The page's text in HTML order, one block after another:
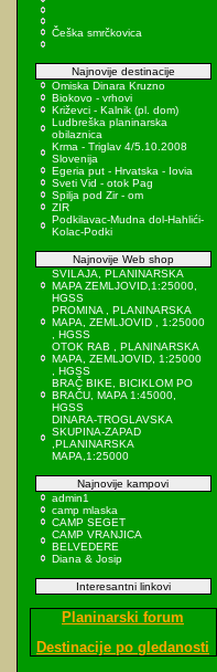
Češka smrčkovica
Najnovije destinacije
Omiska Dinara Kruzno
Biokovo - vrhovi
Križevci - Kalnik (pl. dom)
Ludbreška planinarska
obilaznica
Krma - Triglav 4/5.10.2008
Slovenija
Egeria put - Hrvatska - Iovia
Sveti Vid - otok Pag
Spilja pod Zir - om
ZIR
Podkilavac-Mudna dol-Hahlići-
Kolac-Podki
Najnovije Web shop
SVILAJA, PLANINARSKA
MAPA ZEMLJOVID,1:25000,
HGSS
PROMINA , PLANINARSKA
MAPA, ZEMLJOVID , 1:25000
, HGSS
OTOK RAB , PLANINARSKA
MAPA, ZEMLJOVID, 1:25000
, HGSS
BRAČ BIKE, BICIKLOM PO
BRAČU, MAPA 1:45000,
HGSS
DINARA-TROGLAVSKA
SKUPINA-ZAPAD
,PLANINARSKA
MAPA,1:25000
Najnovije kampovi
admin1
camp mlaska
CAMP SEGET
CAMP VRANJICA
BELVEDERE
Diana & Josip
Interesantni linkovi
Planinarski forum
Destinacije po gledanosti